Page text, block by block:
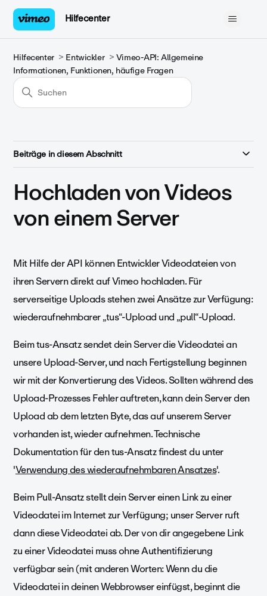
Hilfecenter
Hilfecenter Entwickler
Vimeo-API: Allgemeine
Informationen, Funktionen, häufige Fragen
Beiträge in diesem Abschnitt
Hochladen von Videos
von einem Server
Mit Hilfe der API können Entwickler Videodateien von
ihren Servern direkt auf Vimeo hochladen. Für
serverseitige Uploads stehen zwei Ansätze zur Verfügung:
wiederaufnehmbarer „tus“-Upload und „pull“-Upload.
Beim tus-Ansatz sendet dein Server die Videodatei an
unsere Upload-Server, und nach Fertigstellung beginnen
wir mit der Konvertierung des Videos. Sollten während des
Upload-Prozesses Fehler auftreten, kann dein Server den
Upload ab dem letzten Byte, das auf unserem Server
vorhanden ist, wieder aufnehmen. Technische
Dokumentation für den tus-Ansatz findest du unter
'Verwendung des wiederaufnehmbaren Ansatzes'.
Beim Pull-Ansatz stellt dein Server einen Link zu einer
Videodatei im Internet zur Verfügung; unser Server ruft
dann diese Videodatei ab. Der von dir angegebene Link
zu einer Videodatei muss ohne Authentifizierung
verfügbar sein (mit anderen Worten: Wenn du die
Videodatei in deinen Webbrowser einfügst, beginnt die